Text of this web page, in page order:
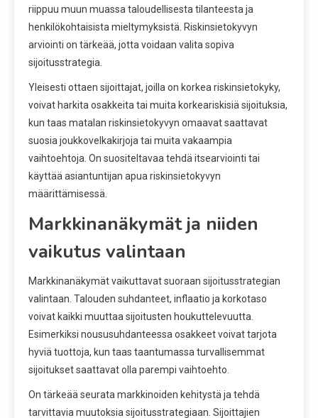
riippuu muun muassa taloudellisesta tilanteesta ja
henkilökohtaisista mieltymyksistä. Riskinsietokyvyn
arviointi on tärkeää, jotta voidaan valita sopiva
sijoitusstrategia.
Yleisesti ottaen sijoittajat, joilla on korkea riskinsietokyky,
voivat harkita osakkeita tai muita korkeariskisiä sijoituksia,
kun taas matalan riskinsietokyvyn omaavat saattavat
suosia joukkovelkakirjoja tai muita vakaampia
vaihtoehtoja. On suositeltavaa tehdä itsearviointi tai
käyttää asiantuntijan apua riskinsietokyvyn
määrittämisessä.
Markkinanäkymät ja niiden
vaikutus valintaan
Markkinanäkymät vaikuttavat suoraan sijoitusstrategian
valintaan. Talouden suhdanteet, inflaatio ja korkotaso
voivat kaikki muuttaa sijoitusten houkuttelevuutta.
Esimerkiksi noususuhdanteessa osakkeet voivat tarjota
hyviä tuottoja, kun taas taantumassa turvallisemmat
sijoitukset saattavat olla parempi vaihtoehto.
On tärkeää seurata markkinoiden kehitystä ja tehdä
tarvittavia muutoksia sijoitusstrategiaan. Sijoittajien